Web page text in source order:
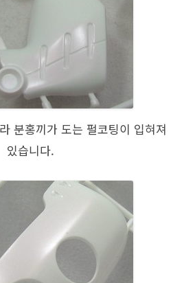
분홍끼가 도는 펄코팅이 입혀져
있습니다.